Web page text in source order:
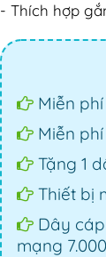
- Thích hợp
Miễn
Miễn
Tặng 1
Thiết bị
Dây
mạng